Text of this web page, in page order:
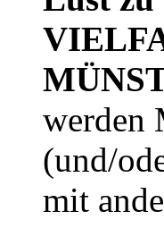
werden
(und/
mit